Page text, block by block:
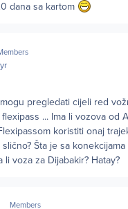
dana sa kartom
pregledati cijeli red
... Ima li vozova od
koristiti onaj
Šta je sa
li voza za Dijabakir? Hatay?
Members